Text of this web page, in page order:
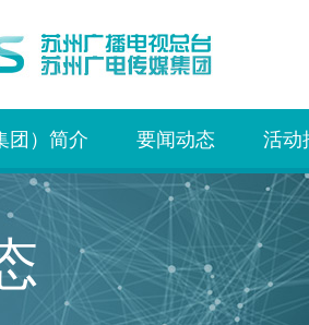
团）简介 要闻动态 活动